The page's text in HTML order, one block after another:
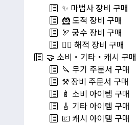
✨ 마법사 장비 구매
🦹 도적 장비 구매
🏹 궁수 장비 구매
🏴‍☠️ 해적 장비 구매
🤝 소비・기타・캐시 구매
🔪 무기 주문서 구매
⚒️ 장비 주문서 구매
🍼 소비 아이템 구매
🎸 기타 아이템 구매
💶 캐시 아이템 구매